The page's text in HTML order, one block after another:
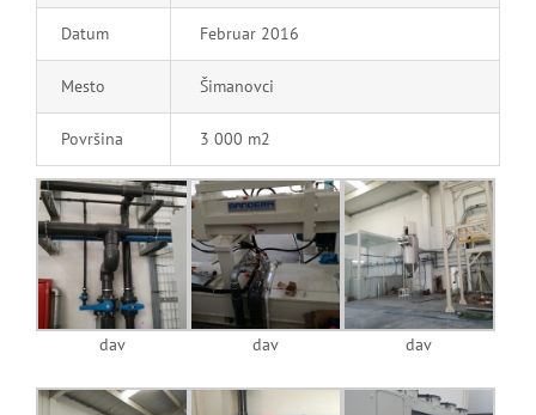
Datum Februar 2016
Mesto Šimanovci
Površina 3 000 m2
dav dav dav